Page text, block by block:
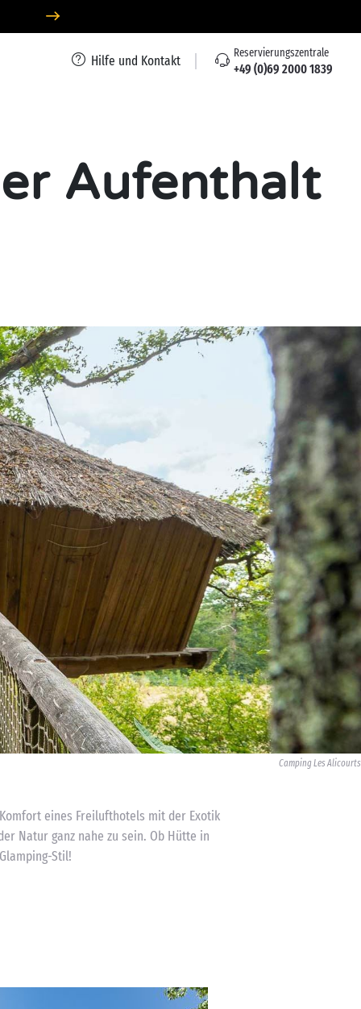
Hilfe und Kontakt Reservierungszentrale
+49 (0)69 2000 1839
Aufenthalt
Camping Les Alicourts
eines Freilufthotels mit der Exotik
Natur ganz nahe zu sein. Ob Hütte in
Stil!